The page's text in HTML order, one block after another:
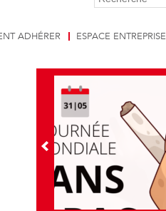
ADHÉRER ESPACE ENTREPRISE